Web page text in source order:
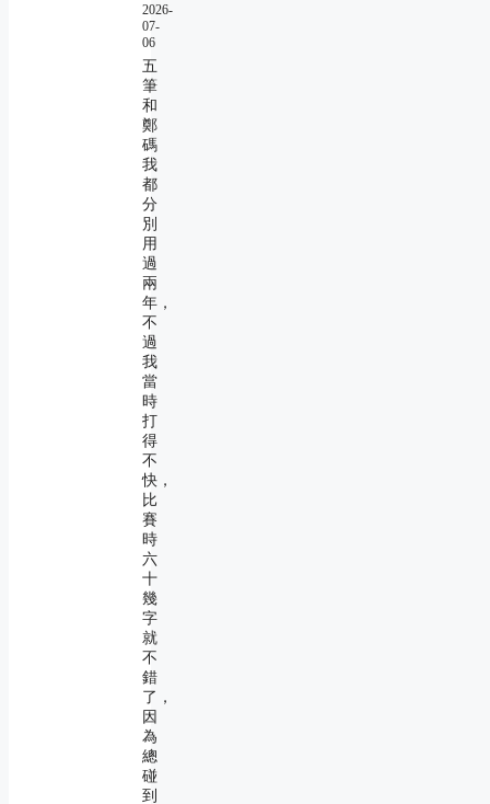
2026-
07-
06
五
筆
和
鄭
碼
我
都
分
別
用
過
兩
年，
不
過
我
當
時
打
得
不
快，
比
賽
時
六
十
幾
字
就
不
錯
了，
因
為
總
碰
到